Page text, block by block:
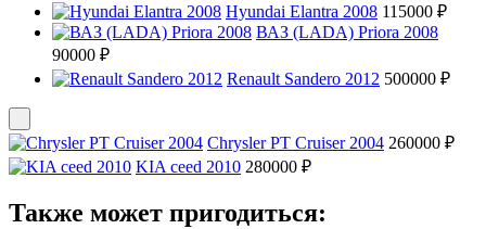
Hyundai Elantra 2008 115000 ₽
ВАЗ (LADA) Priora 2008
90000 ₽
Renault Sandero 2012 500000 ₽
Chrysler PT Cruiser 2004 260000 ₽
KIA ceed 2010 280000 ₽
Также может пригодиться: